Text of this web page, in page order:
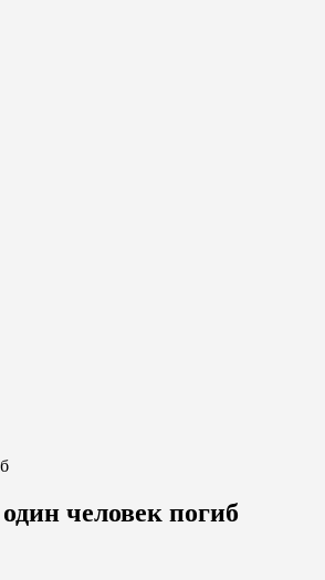
«в верхах» и о судьбах простых
человек погиб